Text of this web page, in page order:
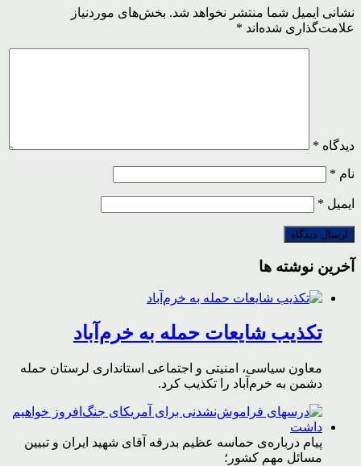
نشانی ایمیل شما منتشر نخواهد شد. بخش‌های موردنیاز
علامت‌گذاری شده‌اند *
دیدگاه *
نام *
ایمیل *
آخرین نوشته ها
تکذیب شایعات حمله به خرم‌آباد
معاون سیاسی، امنیتی و اجتماعی استانداری لرستان حمله
دشمن به خرم‌آباد را تکذیب کرد.
پیام درباره‌ی حماسه عظیم بدرقه آقای شهید ایران و تبیین
مسائل مهم کشور؛